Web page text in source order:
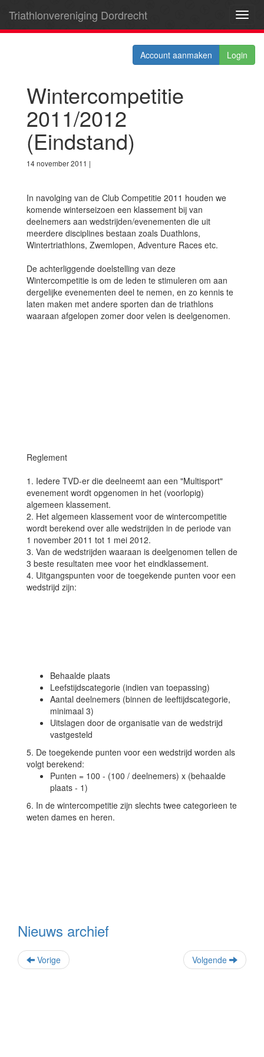
Triathlonvereniging Dordrecht
Account aanmaken Login
Wintercompetitie
2011/2012
(Eindstand)
14 november 2011 |
In navolging van de Club Competitie 2011 houden we
komende winterseizoen een klassement bij van
deelnemers aan wedstrijden/evenementen die uit
meerdere disciplines bestaan zoals Duathlons,
Wintertriathlons, Zwemlopen, Adventure Races etc.
De achterliggende doelstelling van deze
Wintercompetitie is om de leden te stimuleren om aan
dergelijke evenementen deel te nemen, en zo kennis te
laten maken met andere sporten dan de triathlons
waaraan afgelopen zomer door velen is deelgenomen.
Reglement
1. Iedere TVD-er die deelneemt aan een "Multisport"
evenement wordt opgenomen in het (voorlopig)
algemeen klassement.
2. Het algemeen klassement voor de wintercompetitie
wordt berekend over alle wedstrijden in de periode van
1 november 2011 tot 1 mei 2012.
3. Van de wedstrijden waaraan is deelgenomen tellen de
3 beste resultaten mee voor het eindklassement.
4. Uitgangspunten voor de toegekende punten voor een
wedstrijd zijn:
Behaalde plaats
Leefstijdscategorie (indien van toepassing)
Aantal deelnemers (binnen de leeftijdscategorie,
minimaal 3)
Uitslagen door de organisatie van de wedstrijd
vastgesteld
5. De toegekende punten voor een wedstrijd worden als
volgt berekend:
Punten = 100 - (100 / deelnemers) x (behaalde
plaats - 1)
6. In de wintercompetitie zijn slechts twee categorieen te
weten dames en heren.
Nieuws archief
Vorige Volgende